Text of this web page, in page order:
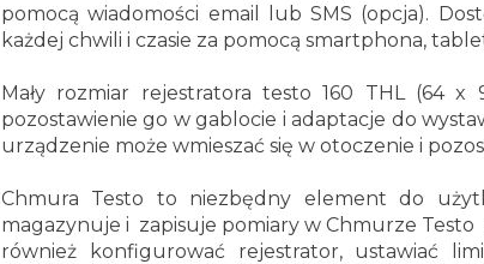
pomocą wiadomości email lub SMS (opcja).
każdej chwili i czasie za pomocą smartphona,
Mały rozmiar rejestratora testo 160 THL (64 x
pozostawienie go w gablocie i adaptacje do
urządzenie może wmieszać się w otoczenie i
Chmura Testo to niezbędny element do
magazynuje i zapisuje pomiary w Chmurze
również konfigurować rejestrator, ustawiać